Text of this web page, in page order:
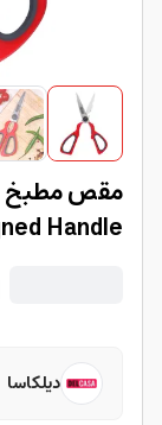
Handle
ديلكاسا